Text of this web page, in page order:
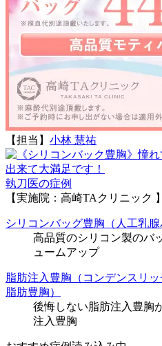
【担当】 小林 慧祐
執刀医の症例
【実施院：高崎TAクリニック 】
シリコンバッグ豊胸（人工乳腺
高品質のシリコン製のバ
ュームアップ
脂肪注入豊胸（コンデンスリ
脂肪豊胸）
後悔しない脂肪注入豊胸
注入豊胸